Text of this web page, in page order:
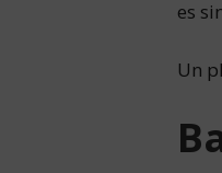
es
Un